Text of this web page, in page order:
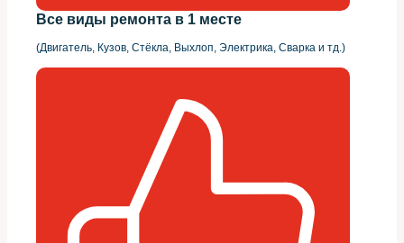
Все виды ремонта в 1 месте
(Двигатель, Кузов, Стёкла, Выхлоп, Электрика, Сварка и тд.)